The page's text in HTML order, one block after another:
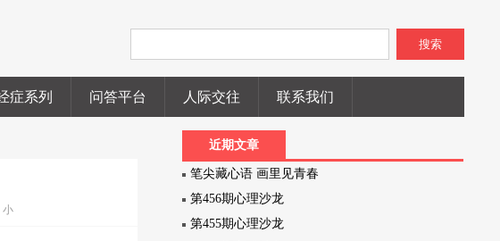
搜索
症系列 问答平台 人际交往 联系我们
小
近期文章
笔尖藏心语 画里见青春
第456期心理沙龙
第455期心理沙龙